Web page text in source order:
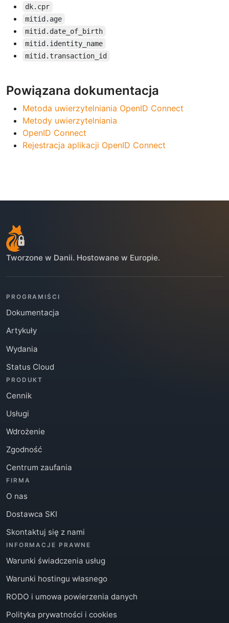
dk.cpr
mitid.age
mitid.date_of_birth
mitid.identity_name
mitid.transaction_id
Powiązana dokumentacja
Metoda uwierzytelniania OpenID Connect
Metody uwierzytelniania
OpenID Connect
Rejestracja aplikacji OpenID Connect
Tworzone w Danii. Hostowane w Europie.
PROGRAMIŚCI
Dokumentacja
Artykuły
Wydania
Status Cloud
PRODUKT
Cennik
Usługi
Wdrożenie
Zgodność
Centrum zaufania
FIRMA
O nas
Dostawca SKI
Skontaktuj się z nami
INFORMACJE PRAWNE
Warunki świadczenia usług
Warunki hostingu własnego
RODO i umowa powierzenia danych
Polityka prywatności i cookies